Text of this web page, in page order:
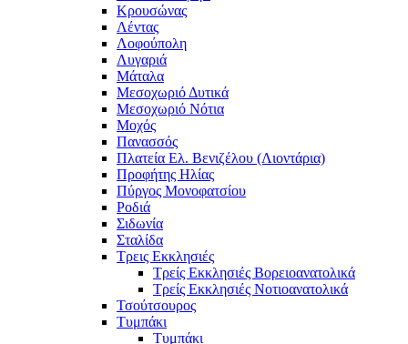
Κρουσώνας
Λέντας
Λοφούπολη
Λυγαριά
Μάταλα
Μεσοχωριό Δυτικά
Μεσοχωριό Νότια
Μοχός
Πανασσός
Πλατεία Ελ. Βενιζέλου (Λιοντάρια)
Προφήτης Ηλίας
Πύργος Μονοφατσίου
Ροδιά
Σιδωνία
Σταλίδα
Τρεις Εκκλησιές
Τρείς Εκκλησιές Βορειοανατολικά
Τρείς Εκκλησιές Νοτιοανατολικά
Τσούτσουρος
Τυμπάκι
Τυμπάκι